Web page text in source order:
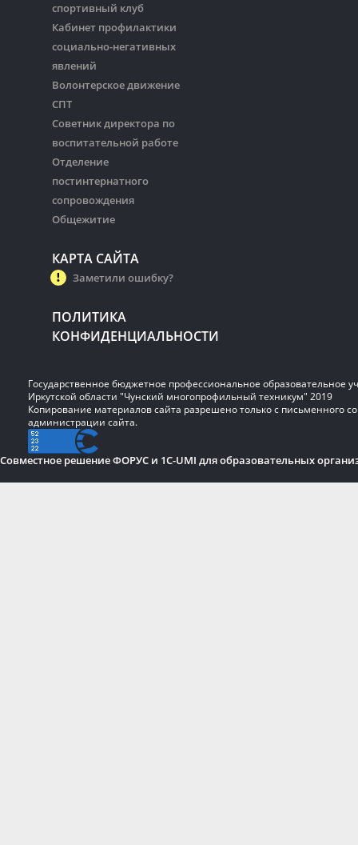
спортивный клуб
Кабинет профилактики
социально-негативных
явлений
Волонтерское движение
СПТ
Советник директора по
воспитательной работе
Отделение
постинтернатного
сопровождения
Общежитие
КАРТА САЙТА
Заметили ошибку?
ПОЛИТИКА
КОНФИДЕНЦИАЛЬНОСТИ
Государственное бюджетное профессиональное образовательное
Иркутской области "Чунский многопрофильный техникум" 2019
Копирование материалов сайта разрешено только с письменного
администрации сайта.
Совместное решение ФОРУС и 1C-UMI для образовательных